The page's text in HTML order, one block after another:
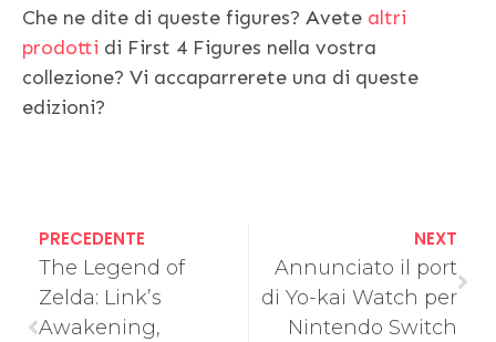
Che ne dite di queste figures? Avete altri
prodotti di First 4 Figures nella vostra
collezione? Vi accaparrerete una di queste
edizioni?
PRECEDENTE
The Legend of
Zelda: Link’s
Awakening,
NEXT
Annunciato il port
di Yo-kai Watch per
Nintendo Switch